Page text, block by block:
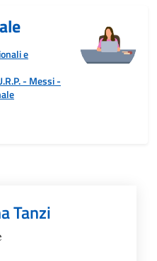
e
- Messi-
Tanzi